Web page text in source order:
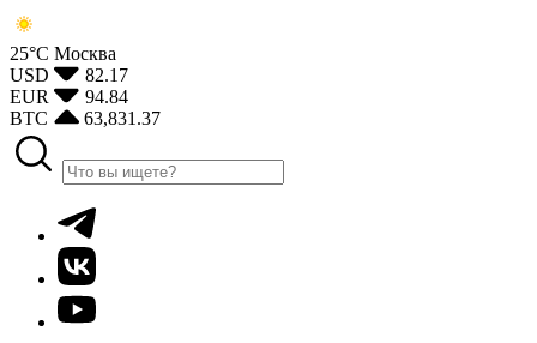
25°С Москва
USD
82.17
EUR
94.84
BTC
63,831.37